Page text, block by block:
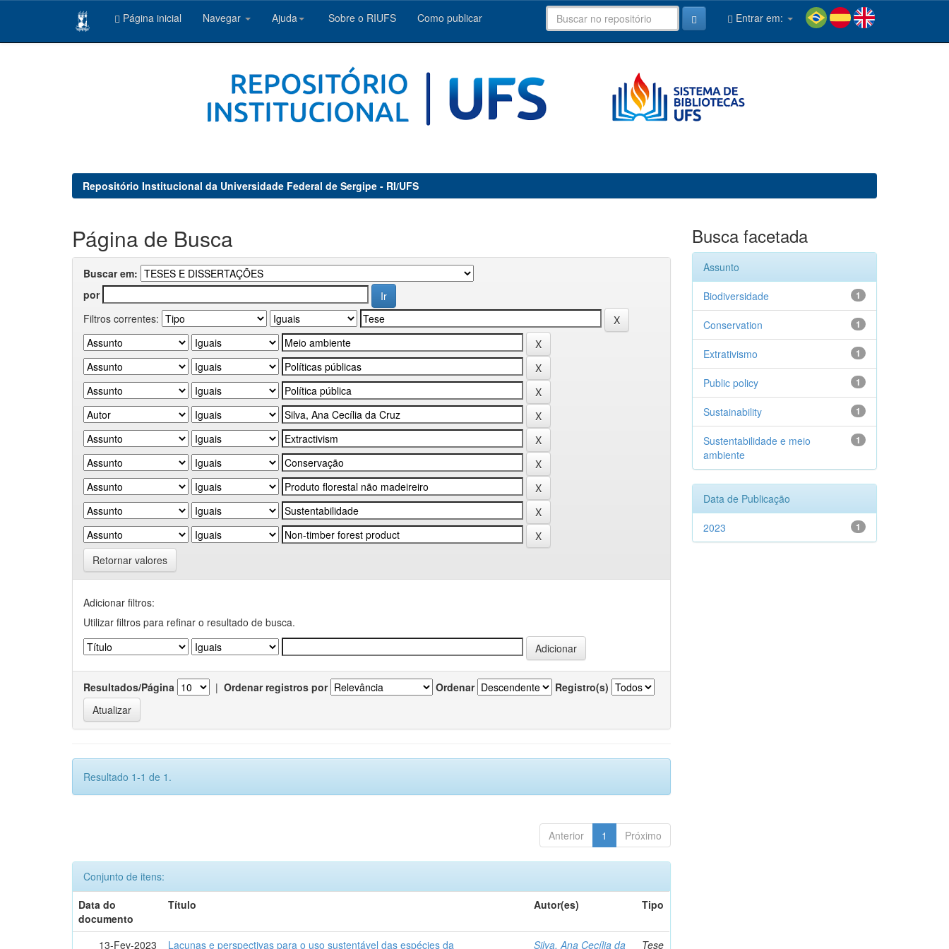
Página inicial Navegar Ajuda Sobre o RIUFS Como publicar Entrar em:
Repositório Institucional da Universidade Federal de Sergipe - RI/UFS
Página de Busca
Buscar em:
por
Filtros correntes:
Retornar valores
Adicionar filtros:
Utilizar filtros para refinar o resultado de busca.
Resultados/Página | Ordenar registros por Ordenar Registro(s)
Resultado 1-1 de 1.
Anterior 1 Próximo
Conjunto de itens:
Data do
documento
Título Autor(es) Tipo
13-Fev-2023 Lacunas e perspectivas para o uso sustentável das espécies da Silva, Ana Cecília da Tese
Busca facetada
Assunto
1
Biodiversidade
1
Conservation
1
Extrativismo
1
Public policy
1
Sustainability
1
Sustentabilidade e meio
ambiente
Data de Publicação
1
2023